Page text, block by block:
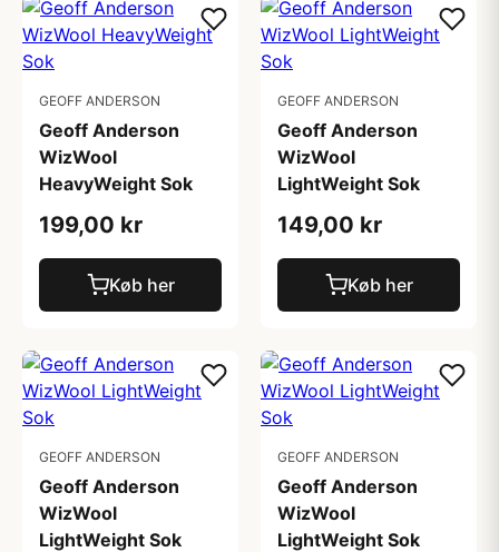
GEOFF ANDERSON
Geoff Anderson
WizWool
HeavyWeight Sok
199,00 kr
Køb her
GEOFF ANDERSON
Geoff Anderson
WizWool
LightWeight Sok
149,00 kr
Køb her
GEOFF ANDERSON
Geoff Anderson
WizWool
LightWeight Sok
GEOFF ANDERSON
Geoff Anderson
WizWool
LightWeight Sok